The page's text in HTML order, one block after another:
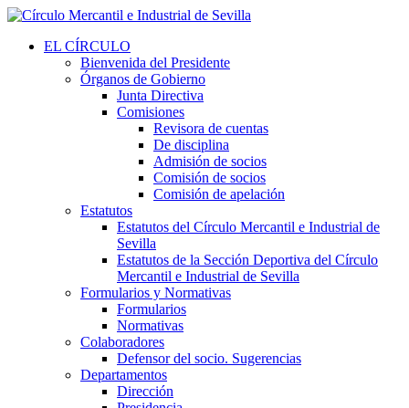
EL CÍRCULO
Bienvenida del Presidente
Órganos de Gobierno
Junta Directiva
Comisiones
Revisora de cuentas
De disciplina
Admisión de socios
Comisión de socios
Comisión de apelación
Estatutos
Estatutos del Círculo Mercantil e Industrial de
Sevilla
Estatutos de la Sección Deportiva del Círculo
Mercantil e Industrial de Sevilla
Formularios y Normativas
Formularios
Normativas
Colaboradores
Defensor del socio. Sugerencias
Departamentos
Dirección